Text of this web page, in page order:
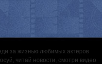
за жизнью любимых актеров
читай новости, смотри видео